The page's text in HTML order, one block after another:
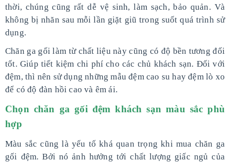
thời, chúng cũng rất dễ vệ sinh, làm sạch, bảo quản. Và
không bị nhăn sau mỗi lần giặt giũ trong suốt quá trình sử
dụng.
Chăn ga gối làm từ chất liệu này cũng có độ bền tương đối
tốt. Giúp tiết kiệm chi phí cho các chủ khách sạn. Đối với
đệm, thì nên sử dụng những mẫu đệm cao su hay đệm lò xo
để có độ đàn hồi cao và êm ái.
Chọn chăn ga gối đệm khách sạn màu sắc phù
hợp
Màu sắc cũng là yếu tố khá quan trọng khi mua chăn ga
gối đệm. Bởi nó ảnh hưởng tới chất lượng giấc ngủ của